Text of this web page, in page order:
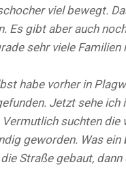
viel bewegt.
Es gibt aber auch
sehr viele Familien
habe vorher in
Jetzt sehe ich
Vermutlich suchten die
geworden. Was
Straße gebaut,